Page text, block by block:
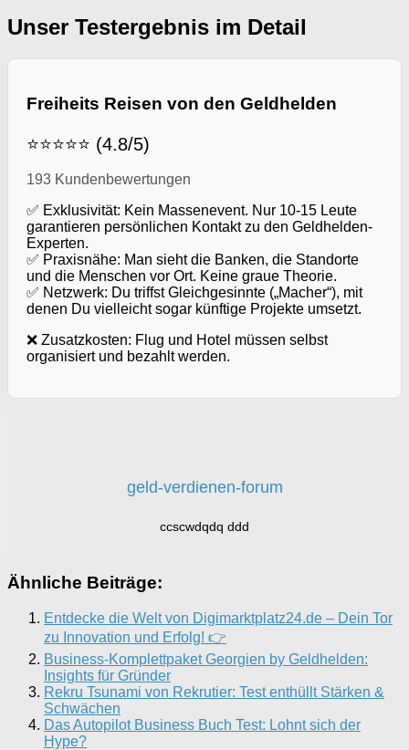
Unser Testergebnis im Detail
Freiheits Reisen von den Geldhelden
⭐⭐⭐⭐⭐ (4.8/5)
193 Kundenbewertungen
✅ Exklusivität: Kein Massenevent. Nur 10-15 Leute
garantieren persönlichen Kontakt zu den Geldhelden-
Experten.
✅ Praxisnähe: Man sieht die Banken, die Standorte
und die Menschen vor Ort. Keine graue Theorie.
✅ Netzwerk: Du triffst Gleichgesinnte („Macher“), mit
denen Du vielleicht sogar künftige Projekte umsetzt.
❌ Zusatzkosten: Flug und Hotel müssen selbst
organisiert und bezahlt werden.
geld-verdienen-forum
ccscwdqdq ddd
Ähnliche Beiträge:
Entdecke die Welt von Digimarktplatz24.de – Dein Tor
zu Innovation und Erfolg! 👉
Business-Komplettpaket Georgien by Geldhelden:
Insights für Gründer
Rekru Tsunami von Rekrutier: Test enthüllt Stärken &
Schwächen
Das Autopilot Business Buch Test: Lohnt sich der
Hype?